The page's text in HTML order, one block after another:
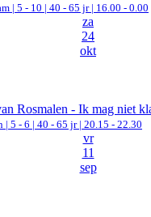
| 5 - 10 | 40 - 65 jr | 16.00 - 0.00
za
24
okt
Rosmalen - Ik mag niet
| 5 - 6 | 40 - 65 jr | 20.15 - 22.30
vr
11
sep